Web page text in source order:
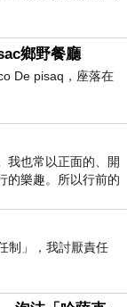
鄉野餐廳
De pisaq，座落在
我也常以正面的、開
的樂趣。所以行前的
制」，我討厭責任